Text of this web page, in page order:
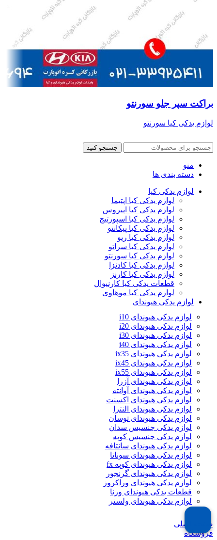
براکت سپر جلو سورنتو
لوازم یدکی کیا سورنتو
جستجو کنید
منو
دسته بندی ها
لوازم یدکی کیا
لوازم یدکی کیا اپتیما
لوازم یدکی کیا اپیروس
لوازم یدکی کیا اسپورتیج
لوازم یدکی کیا پیکانتو
لوازم یدکی کیا ریو
لوازم یدکی کیا سراتو
لوازم یدکی کیا سورنتو
لوازم یدکی کیا کادنزا
لوازم یدکی کیا کارنز
قطعات یدکی کیا کارنیوال
لوازم یدکی کیا موهاوی
لوازم یدکی هیوندای
لوازم یدکی هیوندای i10
لوازم یدکی هیوندای i20
لوازم یدکی هیوندای i30
لوازم یدکی هیوندای i40
لوازم یدکی هیوندای ix35
لوازم یدکی هیوندای ix45
لوازم یدکی هیوندای ix55
لوازم یدکی هیوندای آزرا
لوازم یدکی هیوندای آوانته
لوازم یدکی هیوندای اکسنت
لوازم یدکی هیوندای النترا
لوازم یدکی هیوندای توسان
لوازم یدکی جنسیس سدان
لوازم یدکی جنسیس کوپه
لوازم یدکی هیوندای سانتافه
لوازم یدکی هیوندای سوناتا
لوازم یدکی هیوندای کوپه fx
لوازم یدکی هیوندای گرنجور
لوازم یدکی هیوندای وراکروز
قطعات یدکی هیوندای ورنا
لوازم یدکی هیوندای ولستر
صفحه اصلی
فروشگاه